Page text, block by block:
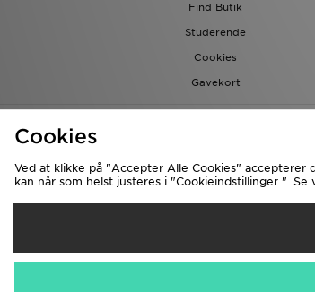
Find Butik
Studerende
Cookies
Gavekort
Cookies
Ved at klikke på "Accepter Alle Cookies"
kan når som helst justeres i "Cookieindstillinger ". Se